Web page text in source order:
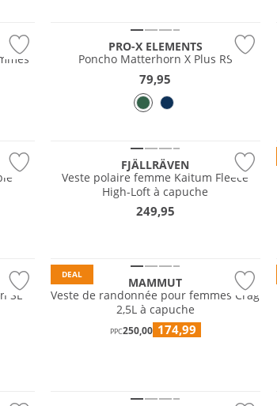
PRO-X ELEMENTS
Poncho Matterhorn X Plus RS
79,95
FJÄLLRÄVEN
Veste polaire femme Kaitum Fleece
High-Loft à capuche
249,95
SL
DEAL
MAMMUT
Veste de randonnée pour femmes Crag
2,5L à capuche
PPC250,00 174,99